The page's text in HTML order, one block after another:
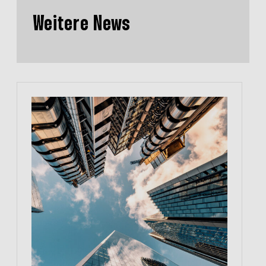
Weitere News